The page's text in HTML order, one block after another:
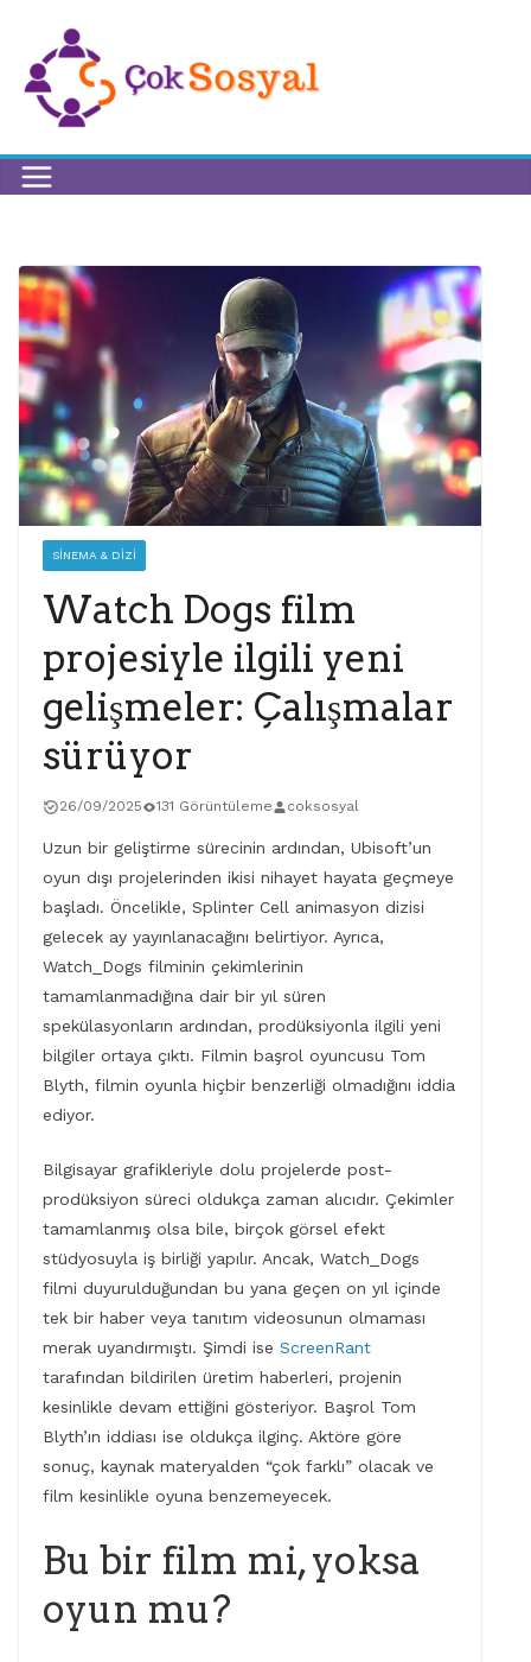
SINEMA & DIZI
Watch Dogs film
projesiyle ilgili yeni
gelişmeler: Çalışmalar
sürüyor
26/09/2025 131 Görüntüleme coksosyal
Uzun bir geliştirme sürecinin ardından, Ubisoft’un
oyun dışı projelerinden ikisi nihayet hayata geçmeye
başladı. Öncelikle, Splinter Cell animasyon dizisi
gelecek ay yayınlanacağını belirtiyor. Ayrıca,
Watch_Dogs filminin çekimlerinin
tamamlanmadığına dair bir yıl süren
spekülasyonların ardından, prodüksiyonla ilgili yeni
bilgiler ortaya çıktı. Filmin başrol oyuncusu Tom
Blyth, filmin oyunla hiçbir benzerliği olmadığını iddia
ediyor.
Bilgisayar grafikleriyle dolu projelerde post-
prodüksiyon süreci oldukça zaman alıcıdır. Çekimler
tamamlanmış olsa bile, birçok görsel efekt
stüdyosuyla iş birliği yapılır. Ancak, Watch_Dogs
filmi duyurulduğundan bu yana geçen on yıl içinde
tek bir haber veya tanıtım videosunun olmaması
merak uyandırmıştı. Şimdi ise ScreenRant
tarafından bildirilen üretim haberleri, projenin
kesinlikle devam ettiğini gösteriyor. Başrol Tom
Blyth’ın iddiası ise oldukça ilginç. Aktöre göre
sonuç, kaynak materyalden “çok farklı” olacak ve
film kesinlikle oyuna benzemeyecek.
Bu bir film mi, yoksa
oyun mu?